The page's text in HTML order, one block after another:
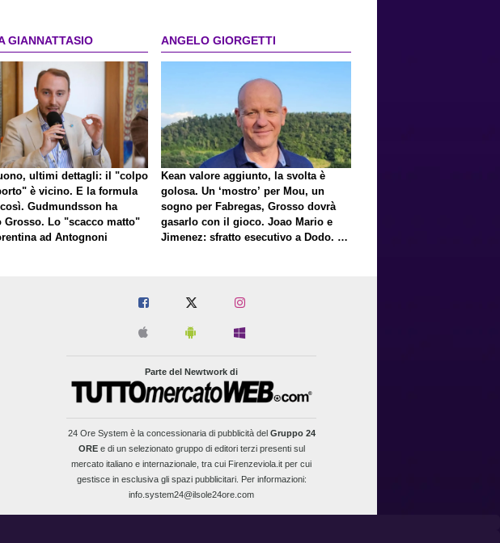
GIANNATTASIO
ultimi dettagli: il "colpo
è vicino. E la formula
Gudmundsson ha
Grosso. Lo "scacco matto"
ad Antognoni
ANGELO GIORGETTI
Kean valore aggiunto, la svolta è
golosa. Un ‘mostro’ per Mou, un
sogno per Fabregas, Grosso dovrà
gasarlo con il gioco. Joao Mario e
Jimenez: sfratto esecutivo a Dodo. E
Parte del Newtwork di
24 Ore Systemè la concessionaria di pubblicità del Gruppo 24
OREe di un selezionato gruppo di editori terzi presenti sul
mercato italiano e internazionale, tra cui Firenzeviola.it per cui
gestisce in esclusiva gli spazi pubblicitari. Per informazioni:
info.system24@ilsole24ore.com